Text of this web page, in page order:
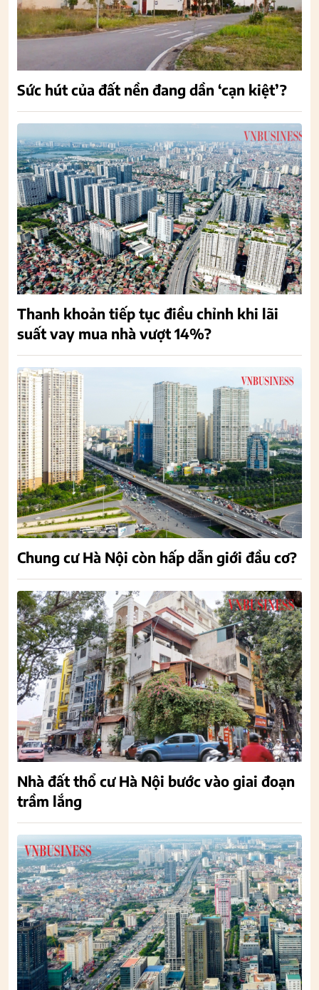
Sức hút của đất nền đang dần ‘cạn kiệt’?
Thanh khoản tiếp tục điều chỉnh khi lãi
suất vay mua nhà vượt 14%?
Chung cư Hà Nội còn hấp dẫn giới đầu cơ?
Nhà đất thổ cư Hà Nội bước vào giai đoạn
trầm lắng